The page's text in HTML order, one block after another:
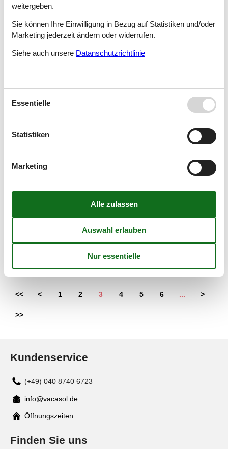
6 Personen
Ferienhaus - 8 Personen - 73007 - Georgioupoli
Ferienhaus - 6 Personen - 73007 - Georgioupoli
6 Personen
<< < 1 2 3 4 5 6 ... >
>>
Kundenservice
(+49) 040 8740 6723
Mail
info@vacasol.de
Öffnungszeiten
Finden Sie uns
weitergeben.
Sie können Ihre Einwilligung in Bezug auf Statistiken und/oder
Marketing jederzeit ändern oder widerrufen.
Siehe auch unsere Datanschutzrichtlinie
Essentielle
Statistiken
Marketing